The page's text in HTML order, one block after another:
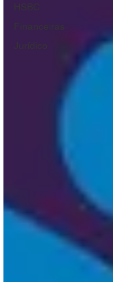
HSBC
Financeiras
Jurídico